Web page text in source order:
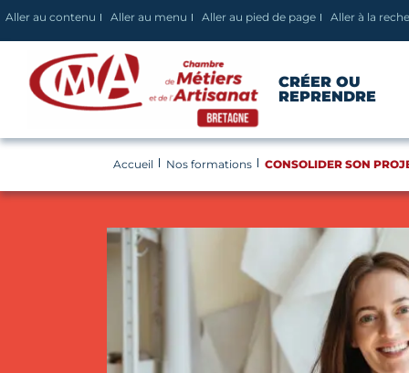
Panneau de gestion des cookies
Aller au contenu Aller au menu Aller au pied de page Aller à la
CRÉER OU
REPRENDRE
Accueil Nos formations CONSOLIDER SON